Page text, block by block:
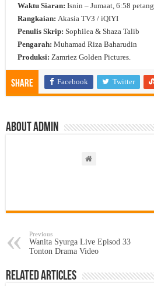
Waktu Siaran: Isnin – Jumaat, 6:58 petang
Rangkaian: Akasia TV3 / iQIYI
Penulis Skrip: Sophilea & Shaza Talib
Pengarah: Muhamad Riza Baharudin
Produksi: Zamriez Golden Pictures.
Share Facebook Twitter
About admin
Previous
Wanita Syurga Live Episod 33
Tonton Drama Video
Related Articles